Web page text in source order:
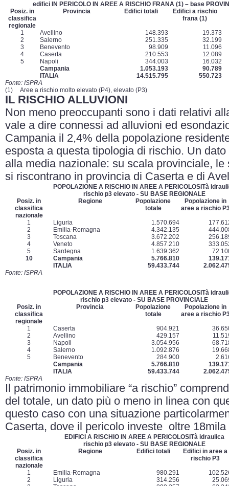
edifici IN PERICOLO IN AREE A RISCHIO FRANA (1) – base
Posiz. in
classifica
regionale
Provincia Edifici totali
Edifici a rischio
frana (1)
1
Avellino 148.393
19.373
2
Salerno 251.335
32.199
3
Benevento 98.909
11.096
4
Caserta 210.553
12.089
5
Napoli 344.003
16.032
Campania
1.053.193
90.789
ITALIA
14.515.795
550.723
Fonte: ISPRA
(1) Aree a rischio molto elevato (P4), elevato (P3)
IL RISCHIO ALLUVIONI
Non meno preoccupanti sono i dati relativi
vale a dire connessi ad alluvioni ed
Campania il 2,4% della popolazione
esposta a questa tipologia di rischio. Un
alla media nazionale: su scala provinciale,
si riscontrano in provincia di Caserta e di
POPOLAZIONE A RISCHIO IN AREE A PERICOLOSITà
rischio p3 elevato - SU BASE REGIONALE
Posiz. in
classifica
nazionale
Regione
Popolazione
totale
Popolazione in
aree a rischio
1
Liguria 1.570.694
2
Emilia-Romagna 4.342.135
3
Toscana 3.672.202
4
Veneto 4.857.210
5
Sardegna 1.639.362
10
Campania 5.766.810
ITALIA
59.433.744
Fonte: ISPRA
POPOLAZIONE A RISCHIO IN AREE A PERICOLOSITà
rischio p3 elevato - SU BASE PROVINCIALE
Posiz. in
classifica
regionale
Provincia
Popolazione
totale
Popolazione in
aree a rischio
1
Caserta 904.921
2
Avellino 429.157
3
Napoli 3.054.956
4
Salerno 1.092.876
5
Benevento 284.900
Campania
5.766.810
ITALIA
59.433.744
Fonte: ISPRA
Il patrimonio immobiliare “a rischio”
del totale, un dato più o meno in linea con
questo caso con una situazione
Caserta, dove il pericolo investe oltre
EDIFICI A RISCHIO IN AREE A PERICOLOSITà idraulica
rischio p3 elevato - SU BASE REGIONALE
Posiz. in
classifica
nazionale
Regione Edifici totali
Edifici in aree a
rischio P3
1
Emilia-Romagna 980.291
2
Liguria 314.256